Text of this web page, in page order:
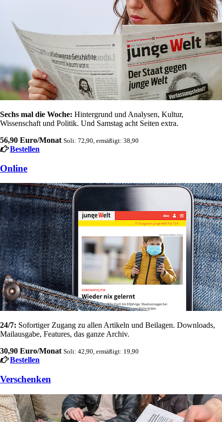
Sechs mal die Woche: Hintergrund und Analysen, Kultur,
Wissenschaft und Politik. Und Samstag acht Seiten extra.
56,90 Euro/Monat Soli: 72,90, ermäßigt: 38,90
Bestellen
Online
24/7: Sofortiger Zugang zu allen Artikeln und Beilagen. Downloads,
Mailausgabe, Features, das ganze Archiv.
30,90 Euro/Monat Soli: 42,90, ermäßigt: 19,90
Bestellen
Verschenken